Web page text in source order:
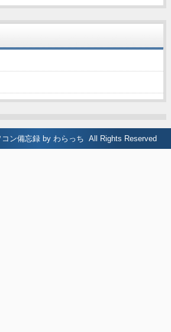
コン備忘録 by わらっち All Rights Reserved